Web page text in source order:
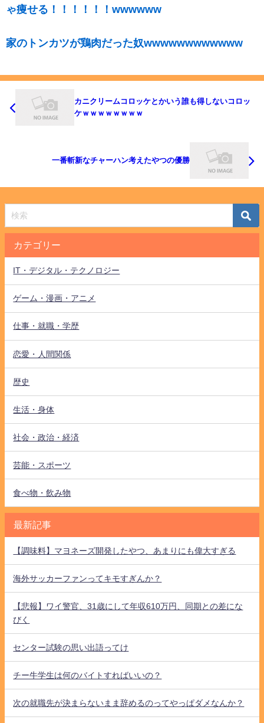
ゃ痩せる！！！！！！wwwwww
家のトンカツが鶏肉だった奴wwwwwwwwwwww
カニクリームコロッケとかいう誰も得しないコロッ
ケｗｗｗｗｗｗｗｗ
一番斬新なチャーハン考えたやつの優勝
カテゴリー
IT・デジタル・テクノロジー
ゲーム・漫画・アニメ
仕事・就職・学歴
恋愛・人間関係
歴史
生活・身体
社会・政治・経済
芸能・スポーツ
食べ物・飲み物
最新記事
【調味料】マヨネーズ開発したやつ、あまりにも偉大すぎる
海外サッカーファンってキモすぎんか？
【悲報】ワイ警官、31歳にして年収610万円、同期との差にな
びく
センター試験の思い出語ってけ
チー牛学生は何のバイトすればいいの？
次の就職先が決まらないまま辞めるのってやっぱダメなんか？